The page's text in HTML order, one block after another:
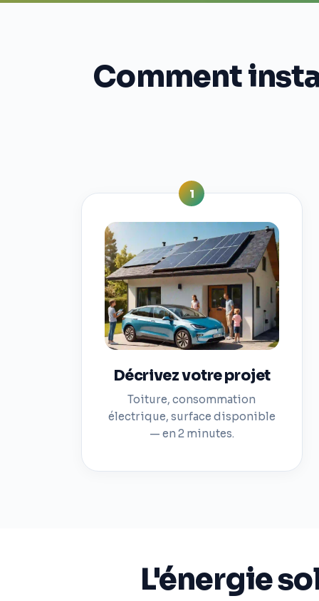
Comment
1
Décrivez votre projet
Toiture, consommation
électrique, surface disponible
— en 2 minutes.
L'énergie